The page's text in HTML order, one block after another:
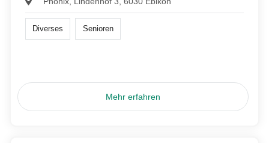
Diverses Senioren
Mehr erfahren